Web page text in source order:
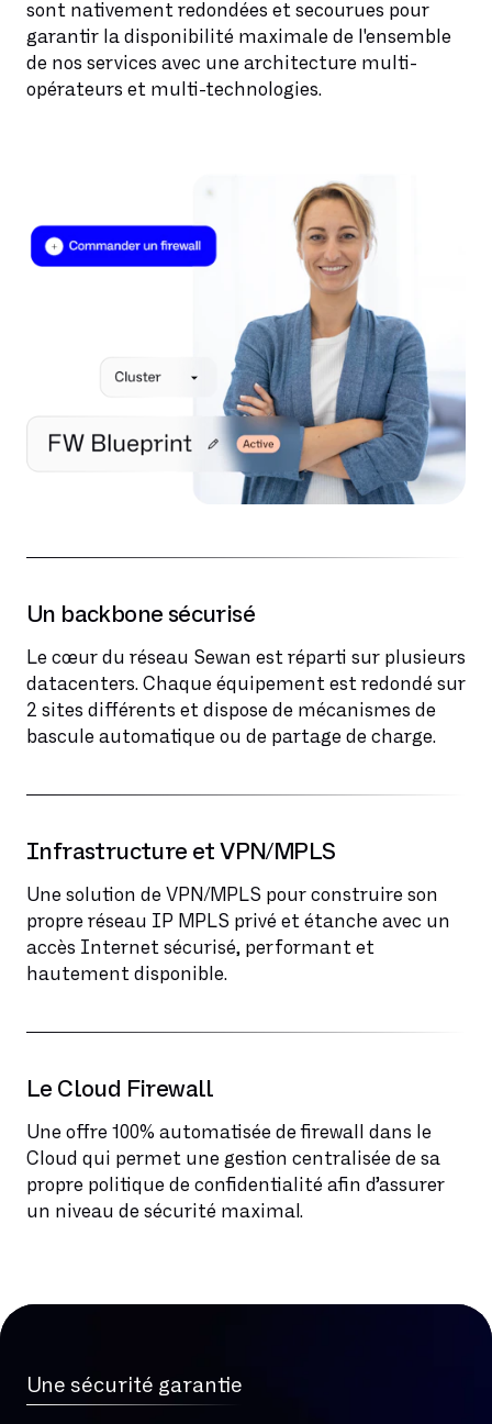
sont nativement redondées et secourues pour
garantir la disponibilité maximale de l'ensemble
de nos services avec une architecture multi-
opérateurs et multi-technologies.
Un backbone sécurisé
Le cœur du réseau Sewan est réparti sur plusieurs
datacenters. Chaque équipement est redondé sur
2 sites différents et dispose de mécanismes de
bascule automatique ou de partage de charge.
Infrastructure et VPN/MPLS
Une solution de VPN/MPLS pour construire son
propre réseau IP MPLS privé et étanche avec un
accès Internet sécurisé, performant et
hautement disponible.
Le Cloud Firewall
Une offre 100% automatisée de firewall dans le
Cloud qui permet une gestion centralisée de sa
propre politique de confidentialité afin d’assurer
un niveau de sécurité maximal.
Une sécurité garantie